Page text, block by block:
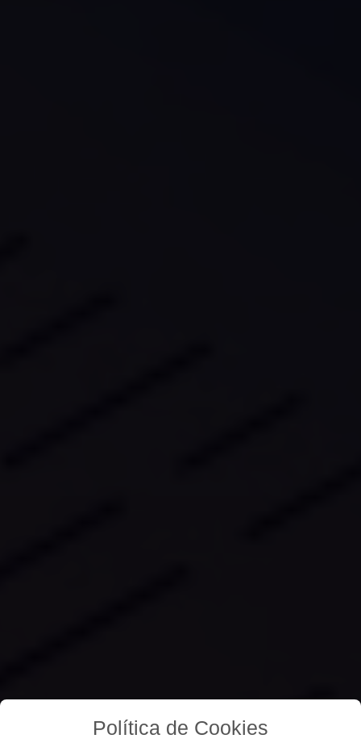
Política de Cookies